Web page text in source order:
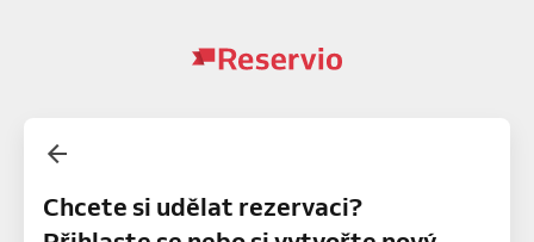
Chcete si udělat rezervaci?